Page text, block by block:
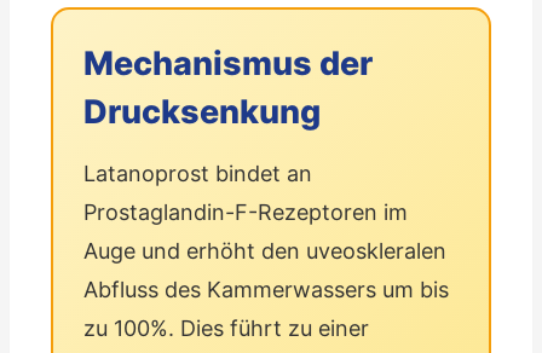
Mechanismus der
Drucksenkung
Latanoprost bindet an
Prostaglandin-F-Rezeptoren im
Auge und erhöht den uveoskleralen
Abfluss des Kammerwassers um bis
zu 100%. Dies führt zu einer